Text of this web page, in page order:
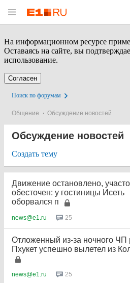
На информационном ресурсе
Оставаясь на сайте, вы
использование.
Согласен
Поиск по форумам
Общение Обсуждение новостей
Обсуждение новостей
Создать тему
Движение остановлено,
обесточен: у гостиницы Исеть
оборвался п
news@e1.ru 25
Отложенный из-за ночного ЧП
Пхукет успешно вылетел из
news@e1.ru 25